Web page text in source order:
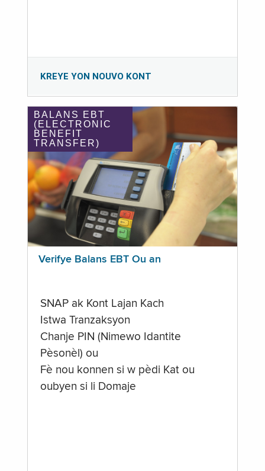
KREYE YON NOUVO KONT
BALANS EBT
(ELECTRONIC
BENEFIT
TRANSFER)
Verifye Balans EBT Ou an
SNAP ak Kont Lajan Kach
Istwa Tranzaksyon
Chanje PIN (Nimewo Idantite
Pèsonèl) ou
Fè nou konnen si w pèdi Kat ou
oubyen si li Domaje